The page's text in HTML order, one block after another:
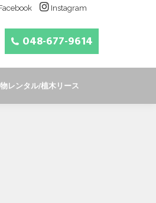
Instagram
048-677-9614
レンタル/植木リース